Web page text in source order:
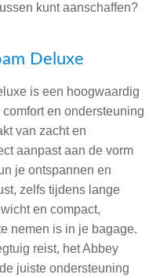
kunt aanschaffen?
Deluxe
is een hoogwaardig
en ondersteuning
van zacht en
aanpast aan de vorm
je ontspannen en
zelfs tijdens lange
en compact,
nemen is in je bagage.
reist, het Abbey
juiste ondersteuning